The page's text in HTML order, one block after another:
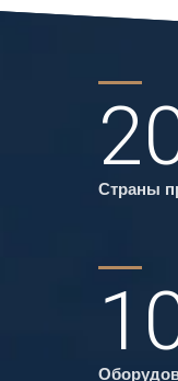
Страны